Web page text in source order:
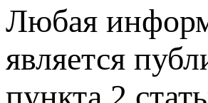
Любая
является